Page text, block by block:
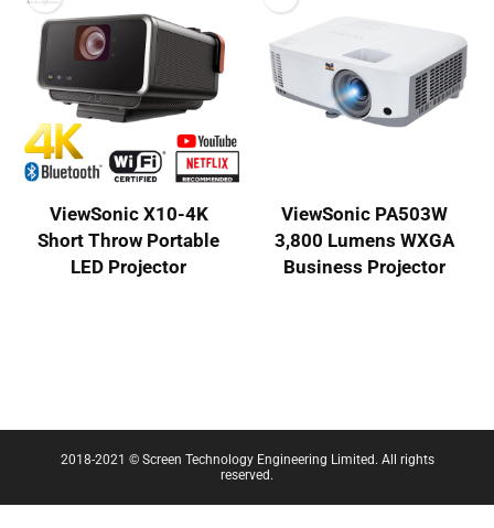
ViewSonic X10-4K
Short Throw Portable
LED Projector
ViewSonic PA503W
3,800 Lumens WXGA
Business Projector
2018-2021 © Screen Technology Engineering Limited. All rights
reserved.